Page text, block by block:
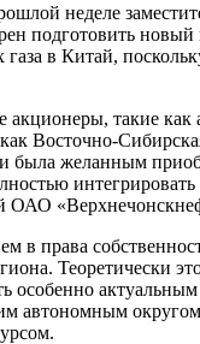
неделе
новый
в Китай,
такие
Восточно-
желанным
ОАО
права
Теоретически